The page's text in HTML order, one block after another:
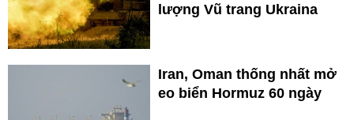
lượng Vũ trang Ukraina
Iran, Oman thống nhất mở
eo biển Hormuz 60 ngày